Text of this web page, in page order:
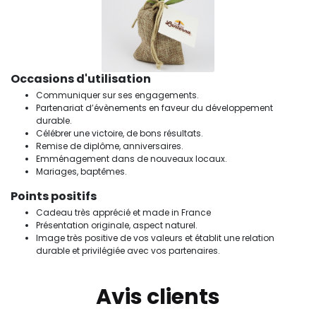
Occasions d'utilisation
Communiquer sur ses engagements.
Partenariat d’évènements en faveur du développement
durable.
Célébrer une victoire, de bons résultats.
Remise de diplôme, anniversaires.
Emménagement dans de nouveaux locaux.
Mariages, baptêmes.
Points positifs
Cadeau très apprécié et made in France
Présentation originale, aspect naturel.
Image très positive de vos valeurs et établit une relation
durable et privilégiée avec vos partenaires.
Avis clients